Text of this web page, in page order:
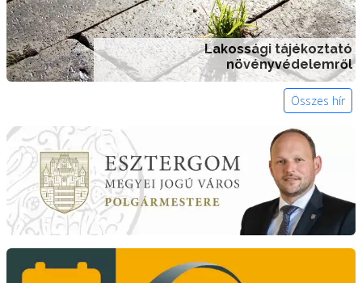
Lakossági tájékoztató
növényvédelemről
Összes hír